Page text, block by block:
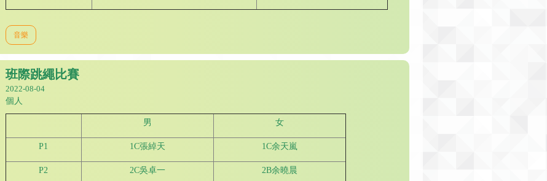
音樂
班際跳繩比賽
2022-08-04
個人
男 女
P1 1C張綽天 1C余天嵐
P2 2C吳卓一 2B余曉晨